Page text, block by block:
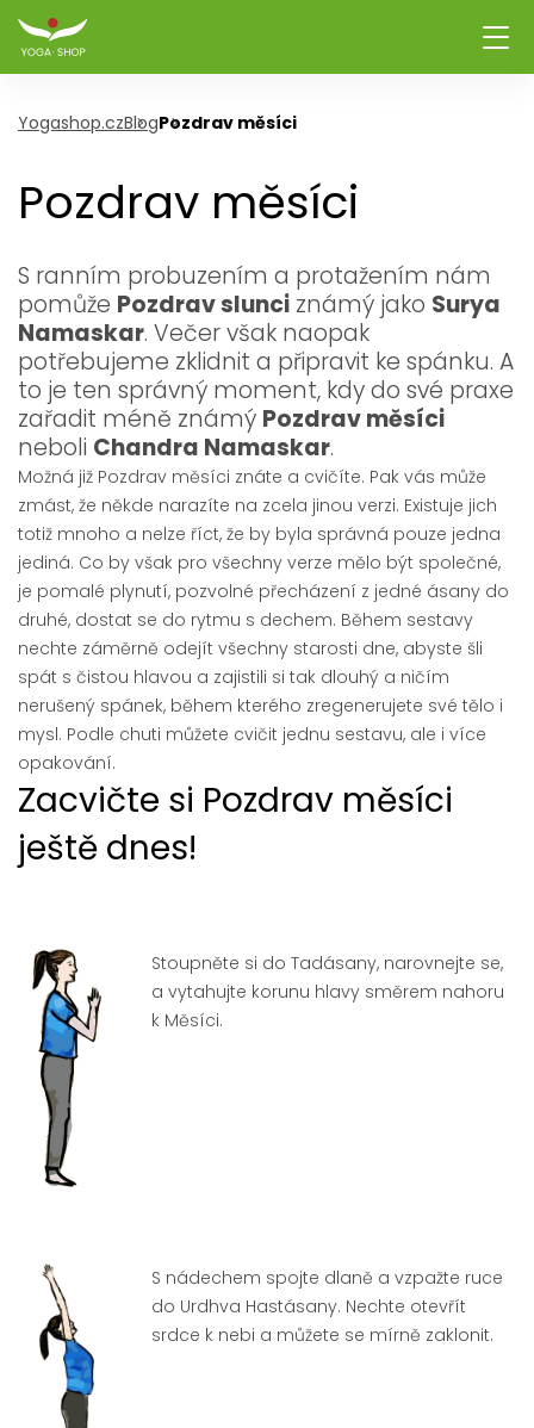
Yogashop.czBlogPozdrav měsíci
Pozdrav měsíci
S ranním probuzením a protažením nám
pomůže Pozdrav slunci známý jako Surya
Namaskar. Večer však naopak
potřebujeme zklidnit a připravit ke spánku. A
to je ten správný moment, kdy do své praxe
zařadit méně známý Pozdrav měsíci
neboli Chandra Namaskar.
Možná již Pozdrav měsíci znáte a cvičíte. Pak vás může
zmást, že někde narazíte na zcela jinou verzi. Existuje jich
totiž mnoho a nelze říct, že by byla správná pouze jedna
jediná. Co by však pro všechny verze mělo být společné,
je pomalé plynutí, pozvolné přecházení z jedné ásany do
druhé, dostat se do rytmu s dechem. Během sestavy
nechte záměrně odejít všechny starosti dne, abyste šli
spát s čistou hlavou a zajistili si tak dlouhý a ničím
nerušený spánek, během kterého zregenerujete své tělo i
mysl. Podle chuti můžete cvičit jednu sestavu, ale i více
opakování.
Zacvičte si Pozdrav měsíci
ještě dnes!
Stoupněte si do Tadásany, narovnejte se,
a vytahujte korunu hlavy směrem nahoru
k Měsíci.
S nádechem spojte dlaně a vzpažte ruce
do Urdhva Hastásany. Nechte otevřít
srdce k nebi a můžete se mírně zaklonit.